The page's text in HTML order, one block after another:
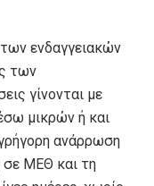
των ενδαγγειακών
των
γίνονται με
μικρών ή και
ανάρρωση
σε ΜΕΘ και τη